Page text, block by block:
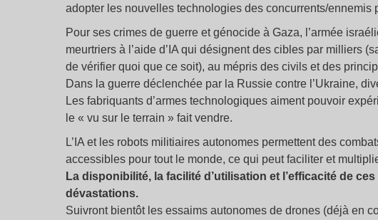
adopter les nouvelles technologies des concurrents/ennemis
Pour ses crimes de guerre et génocide à Gaza, l’armée
meurtriers à l’aide d’IA qui désignent des cibles par milliers
de vérifier quoi que ce soit), au mépris des civils et des
Dans la guerre déclenchée par la Russie contre l’Ukraine,
Les fabriquants d’armes technologiques aiment pouvoir
le « vu sur le terrain » fait vendre.
L’IA et les robots militiaires autonomes permettent des
accessibles pour tout le monde, ce qui peut faciliter et
La disponibilité, la facilité d’utilisation et l’efficacité de
dévastations.
Suivront bientôt les essaims autonomes de drones (déjà en